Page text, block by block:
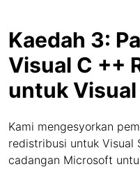
Kaedah 3:
Visual C ++
untuk
Kami mengesyorkan
redistribusi untuk Visual
cadangan Microsoft